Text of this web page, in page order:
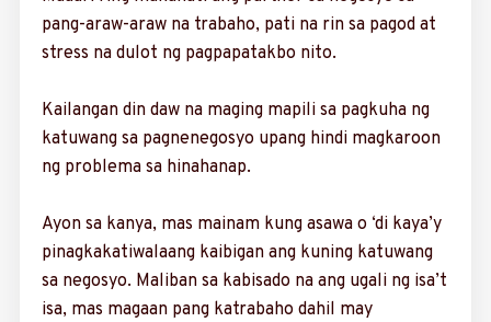
pang-araw-araw na trabaho, pati na rin sa pagod at
stress na dulot ng pagpapatakbo nito.
Kailangan din daw na maging mapili sa pagkuha ng
katuwang sa pagnenegosyo upang hindi magkaroon
ng problema sa hinahanap.
Ayon sa kanya, mas mainam kung asawa o ‘di kaya’y
pinagkakatiwalaang kaibigan ang kuning katuwang
sa negosyo. Maliban sa kabisado na ang ugali ng isa’t
isa, mas magaan pang katrabaho dahil may